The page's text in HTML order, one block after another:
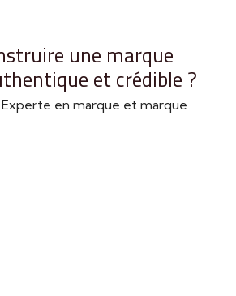
une marque
et crédible ?
Experte en marque et marque